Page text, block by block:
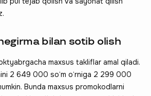
bilan sotib olish
maxsus takliflar amal qiladi.
2 649 000 so‘m o‘rniga 2 299 000
Bunda maxsus promokodlarni